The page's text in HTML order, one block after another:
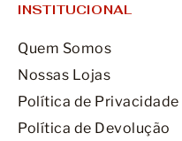
INSTITUCIONAL
Quem Somos
Nossas Lojas
Política de Privacidade
Política de Devolução